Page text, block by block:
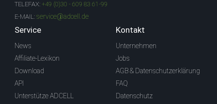
TELEFAX: +49 (0)30 - 609 83 61-99
E-MAIL: service@adcell.de
Service
News
Affiliate-Lexikon
Download
API
Unterstütze ADCELL
Kontakt
Unternehmen
Jobs
AGB & Datenschutzerklärung
FAQ
Datenschutz